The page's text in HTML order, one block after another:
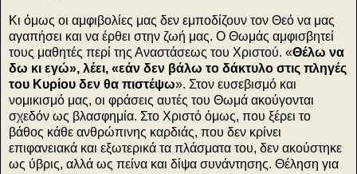
Κι όμως οι αμφιβολίες μας δεν εμποδίζουν τον Θεό να μας
αγαπήσει και να έρθει στην ζωή μας. Ο Θωμάς αμφισβητεί
τους μαθητές περί της Αναστάσεως του Χριστού. «Θέλω να
δω κι εγώ», λέει, «εάν δεν βάλω το δάκτυλο στις πληγές
του Κυρίου δεν θα πιστέψω». Στον ευσεβισμό και
νομικισμό μας, οι φράσεις αυτές του Θωμά ακούγονται
σχεδόν ως βλασφημία. Στο Χριστό όμως, που ξέρει το
βάθος κάθε ανθρώπινης καρδιάς, που δεν κρίνει
επιφανειακά και εξωτερικά τα πλάσματα του, δεν ακούστηκε
ως ύβρις, αλλά ως πείνα και δίψα συνάντησης. Θέληση για